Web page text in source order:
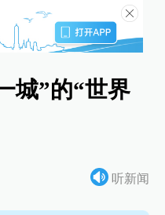
城”的“世界
听新闻